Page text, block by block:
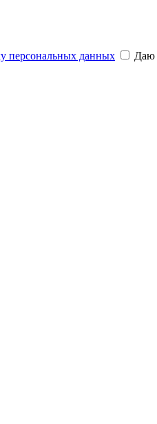
персональных данных Даю